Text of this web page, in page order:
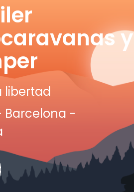
y
libertad
Barcelona -